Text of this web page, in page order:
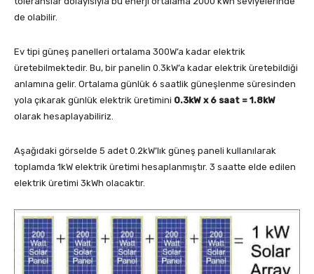
de olabilir.
Ev tipi güneş panelleri ortalama 300W’a kadar elektrik
üretebilmektedir. Bu, bir panelin 0.3kW’a kadar elektrik üretebildiği
anlamına gelir. Ortalama günlük 6 saatlik güneşlenme süresinden
yola çıkarak günlük elektrik üretimini 0.3kW x 6 saat = 1.8kW
olarak hesaplayabiliriz.
Aşağıdaki görselde 5 adet 0.2kW’lık güneş paneli kullanılarak
toplamda 1kW elektrik üretimi hesaplanmıştır. 3 saatte elde edilen
elektrik üretimi 3kWh olacaktır.